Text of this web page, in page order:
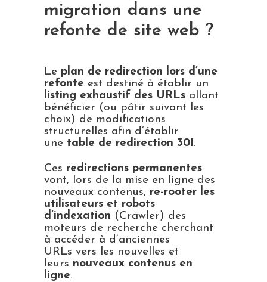
migration dans une
refonte de site web ?
Le plan de redirection lors d’une
refonte est destiné à établir un
listing exhaustif des URLs allant
bénéficier (ou pâtir suivant les
choix) de modifications
structurelles afin d’établir
une table de redirection 301 .
Ces redirections permanentes
vont, lors de la mise en ligne des
nouveaux contenus, re-rooter les
utilisateurs et robots
d’indexation (Crawler) des
moteurs de recherche cherchant
à accéder à d’anciennes
URLs vers les nouvelles et
leurs nouveaux contenus en
ligne.